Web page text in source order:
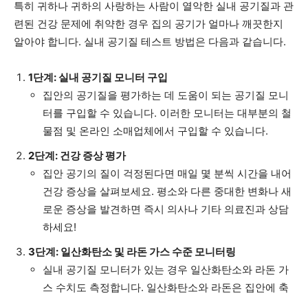
특히 귀하나 귀하의 사랑하는 사람이 열악한 실내 공기질과 관
련된 건강 문제에 취약한 경우 집의 공기가 얼마나 깨끗한지
알아야 합니다. 실내 공기질 테스트 방법은 다음과 같습니다.
1단계: 실내 공기질 모니터 구입
집안의 공기질을 평가하는 데 도움이 되는 공기질 모니
터를 구입할 수 있습니다. 이러한 모니터는 대부분의 철
물점 및 온라인 소매업체에서 구입할 수 있습니다.
2단계: 건강 증상 평가
집안 공기의 질이 걱정된다면 매일 몇 분씩 시간을 내어
건강 증상을 살펴보세요. 평소와 다른 중대한 변화나 새
로운 증상을 발견하면 즉시 의사나 기타 의료진과 상담
하세요!
3단계: 일산화탄소 및 라돈 가스 수준 모니터링
실내 공기질 모니터가 있는 경우 일산화탄소와 라돈 가
스 수치도 측정합니다. 일산화탄소와 라돈은 집안에 축